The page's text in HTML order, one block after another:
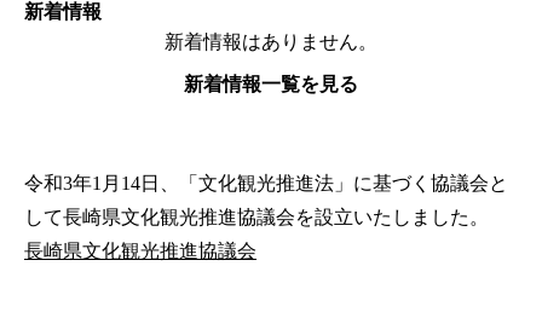
新着情報
新着情報はありません。
新着情報一覧を見る
令和3年1月14日、「文化観光推進法」に基づく協議会と
して長崎県文化観光推進協議会を設立いたしました。
長崎県文化観光推進協議会